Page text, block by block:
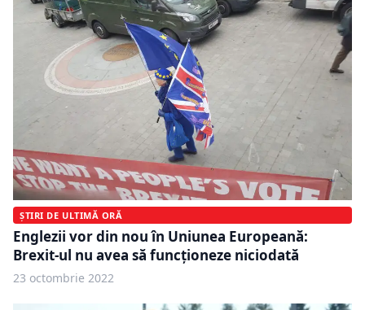
ȘTIRI DE ULTIMĂ ORĂ
Englezii vor din nou în Uniunea Europeană:
Brexit-ul nu avea să funcţioneze niciodată
23 octombrie 2022